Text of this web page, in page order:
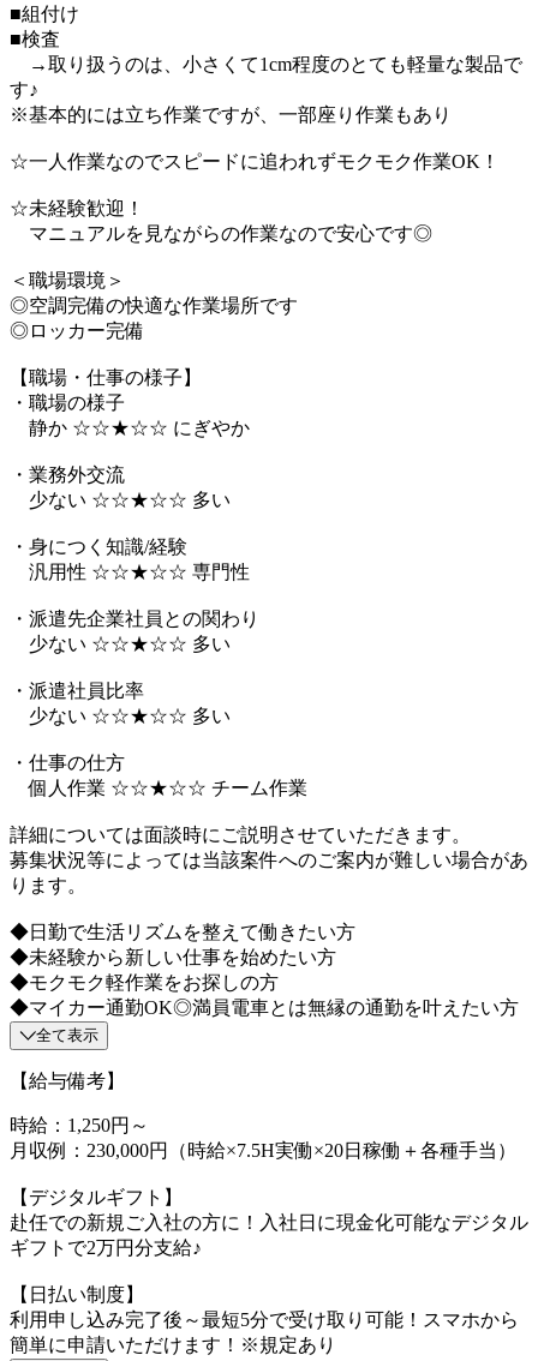
■組付け
■検査
→取り扱うのは、小さくて1cm程度のとても軽量な製品で
す♪
※基本的には立ち作業ですが、一部座り作業もあり
☆一人作業なのでスピードに追われずモクモク作業OK！
☆未経験歓迎！
マニュアルを見ながらの作業なので安心です◎
＜職場環境＞
◎空調完備の快適な作業場所です
◎ロッカー完備
【職場・仕事の様子】
・職場の様子
静か ☆☆★☆☆ にぎやか
・業務外交流
少ない ☆☆★☆☆ 多い
・身につく知識/経験
汎用性 ☆☆★☆☆ 専門性
・派遣先企業社員との関わり
少ない ☆☆★☆☆ 多い
・派遣社員比率
少ない ☆☆★☆☆ 多い
・仕事の仕方
個人作業 ☆☆★☆☆ チーム作業
詳細については面談時にご説明させていただきます。
募集状況等によっては当該案件へのご案内が難しい場合があ
ります。
◆日勤で生活リズムを整えて働きたい方
◆未経験から新しい仕事を始めたい方
◆モクモク軽作業をお探しの方
◆マイカー通勤OK◎満員電車とは無縁の通勤を叶えたい方
全て表示
【給与備考】
時給：1,250円～
月収例：230,000円（時給×7.5H実働×20日稼働＋各種手当）
【デジタルギフト】
赴任での新規ご入社の方に！入社日に現金化可能なデジタル
ギフトで2万円分支給♪
【日払い制度】
利用申し込み完了後～最短5分で受け取り可能！スマホから
簡単に申請いただけます！※規定あり